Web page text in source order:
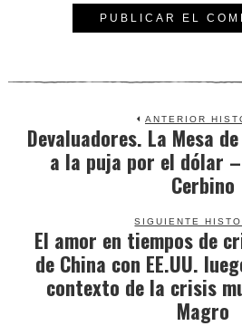
ANTERIOR
post:
Devaluadores. La Mesa
a la puja por el dólar –
Cerbino
SIGUIENTE
Next
post:
El amor en tiempos de
de China con EE.UU.
contexto de la crisis
Magro